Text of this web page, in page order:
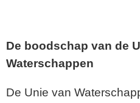
De boodschap van de
Waterschappen
De Unie van